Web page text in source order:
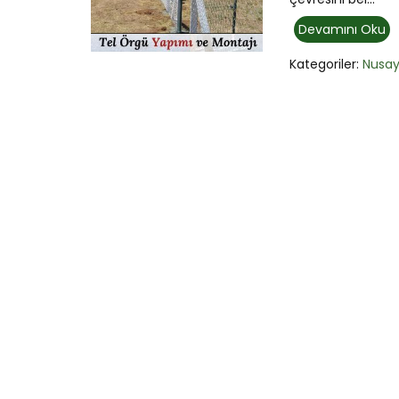
Devamını Oku
Kategoriler: